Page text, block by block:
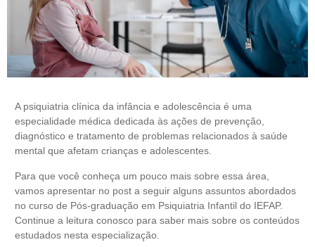
A psiquiatria clínica da infância e adolescência é uma
especialidade médica dedicada às ações de prevenção,
diagnóstico e tratamento de problemas relacionados à saúde
mental que afetam crianças e adolescentes.
Para que você conheça um pouco mais sobre essa área,
vamos apresentar no post a seguir alguns assuntos abordados
no curso de Pós-graduação em Psiquiatria Infantil do IEFAP.
Continue a leitura conosco para saber mais sobre os conteúdos
estudados nesta especialização.